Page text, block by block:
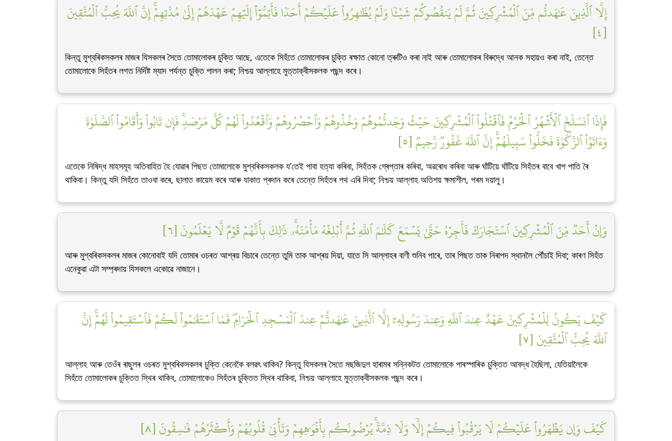
إِلَّا ٱلَّذِينَ عَٰهَدتُّم مِّنَ ٱلۡمُشۡرِكِينَ ثُمَّ لَمۡ يَنقُصُوكُمۡ شَيۡـٔٗا وَلَمۡ يُظَٰهِرُواْ عَلَيۡكُمۡ أَحَدٗا فَأَتِمُّوٓاْ إِلَيۡهِمۡ عَهۡدَهُمۡ إِلَىٰ مُدَّتِهِمۡۚ إِنَّ ٱللَّهَ يُحِبُّ ٱلۡمُتَّقِينَ
[٤]
কিন্তু মুশ্বৰিকসকলৰ মাজৰ যিসকলৰ সৈতে তোমালোকৰ চুক্তি আছে, এতেকে সিহঁতে তোমালোকৰ চুক্তি ৰক্ষাত কোনো ত্ৰুটিও কৰা নাই আৰু তোমালোকৰ বিৰুদ্ধে আনক সহায়ও কৰা নাই, তেন্তে
তোমালোকে সিহঁতৰ লগত নিৰ্দিষ্ট ম্যাদ পৰ্যন্ত চুক্তি পালন কৰা; নিশ্চয় আল্লাহে মুত্তাক্বীসকলক পছন্দ কৰে।
فَإِذَا ٱنسَلَخَ ٱلۡأَشۡهُرُ ٱلۡحُرُمُ فَٱقۡتُلُواْ ٱلۡمُشۡرِكِينَ حَيۡثُ وَجَدتُّمُوهُمۡ وَخُذُوهُمۡ وَٱحۡصُرُوهُمۡ وَٱقۡعُدُواْ لَهُمۡ كُلَّ مَرۡصَدٖۚ فَإِن تَابُواْ وَأَقَامُواْ ٱلصَّلَوٰةَ
وَءَاتَوُاْ ٱلزَّكَوٰةَ فَخَلُّواْ سَبِيلَهُمۡۚ إِنَّ ٱللَّهَ غَفُورٞ رَّحِيمٞ [٥]
এতেকে নিষিদ্ধ মাহসমূহ অতিবাহিত হৈ যোৱাৰ পিছত তোমালোকে মুশ্বৰিকসকলক য’তেই পাবা হত্যা কৰিবা, সিহঁতক গ্ৰেপ্তাৰ কৰিবা, অৱৰোধ কৰিবা আৰু ঘাঁটিয়ে ঘাঁটিয়ে সিহঁতৰ বাবে খাপ পাতি ৰৈ
থাকিবা। কিন্তু যদি সিহঁতে তাওবা কৰে, ছালাত কায়েম কৰে আৰু যাকাত প্ৰদান কৰে তেন্তে সিহঁতৰ পথ এৰি দিবা; নিশ্চয় আল্লাহ অতিশয় ক্ষমাশীল, পৰম দয়ালু।
وَإِنۡ أَحَدٞ مِّنَ ٱلۡمُشۡرِكِينَ ٱسۡتَجَارَكَ فَأَجِرۡهُ حَتَّىٰ يَسۡمَعَ كَلَٰمَ ٱللَّهِ ثُمَّ أَبۡلِغۡهُ مَأۡمَنَهُۥۚ ذَٰلِكَ بِأَنَّهُمۡ قَوۡمٞ لَّا يَعۡلَمُونَ [٦]
আৰু মুশ্বৰিকসকলৰ মাজৰ কোনোবাই যদি তোমাৰ ওচৰত আশ্ৰয় বিচাৰে তেন্তে তুমি তাক আশ্ৰয় দিয়া, যাতে সি আল্লাহৰ বাণী শুনিব পাৰে, তাৰ পিছত তাক নিৰাপদ স্থানলৈ পৌঁচাই দিবা; কাৰণ সিহঁত
এনেকুৱা এটা সম্প্ৰদায় যিসকলে একোৱে নাজানে।
كَيۡفَ يَكُونُ لِلۡمُشۡرِكِينَ عَهۡدٌ عِندَ ٱللَّهِ وَعِندَ رَسُولِهِۦٓ إِلَّا ٱلَّذِينَ عَٰهَدتُّمۡ عِندَ ٱلۡمَسۡجِدِ ٱلۡحَرَامِۖ فَمَا ٱسۡتَقَٰمُواْ لَكُمۡ فَٱسۡتَقِيمُواْ لَهُمۡۚ إِنَّ
ٱللَّهَ يُحِبُّ ٱلۡمُتَّقِينَ [٧]
আল্লাহ আৰু তেওঁৰ ৰাছুলৰ ওচৰত মুশ্বৰিকসকলৰ চুক্তি কেনেকৈ বলৱৎ থাকিব? কিন্তু যিসকলৰ সৈতে মছজিদুল হাৰামৰ সন্নিকটত তোমালোকে পাৰস্পাৰিক চুক্তিত আবদ্ধ হৈছিলা, যেতিয়ালৈকে
সিহঁতে তোমালোকৰ চুক্তিত স্থিৰ থাকিব, তোমালোকেও সিহঁতৰ চুক্তিত স্থিৰ থাকিবা, নিশ্চয় আল্লাহে মুত্তাক্বীসকলক পছন্দ কৰে।
كَيۡفَ وَإِن يَظۡهَرُواْ عَلَيۡكُمۡ لَا يَرۡقُبُواْ فِيكُمۡ إِلّٗا وَلَا ذِمَّةٗۚ يُرۡضُونَكُم بِأَفۡوَٰهِهِمۡ وَتَأۡبَىٰ قُلُوبُهُمۡ وَأَكۡثَرُهُمۡ فَٰسِقُونَ [٨]